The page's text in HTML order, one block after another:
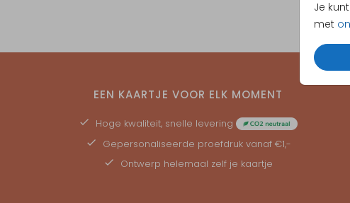
Je
met
EEN KAARTJE VOOR ELK MOMENT
Hoge kwaliteit, snelle levering
Gepersonaliseerde proefdrukvanaf €1,-
Ontwerp helemaal zelf je kaartje